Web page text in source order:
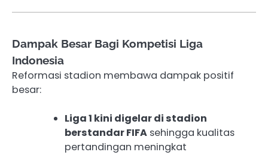
Dampak Besar Bagi Kompetisi Liga
Indonesia
Reformasi stadion membawa dampak positif
besar:
Liga 1 kini digelar di stadion
berstandar FIFA sehingga kualitas
pertandingan meningkat